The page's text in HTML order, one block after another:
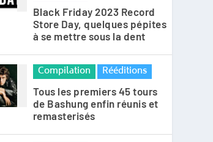
Black Friday 2023 Record
Store Day, quelques pépites
à se mettre sous la dent
Compilation Rééditions
Tous les premiers 45 tours
de Bashung enfin réunis et
remasterisés